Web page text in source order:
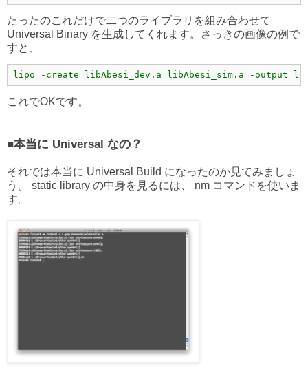
たったのこれだけで二つのライブラリを組み合わせて
Universal Binary を生成してくれます。さっきの画像の例で
すと、
lipo -create libAbesi_dev.a libAbesi_sim.a -output
これでOKです。
■本当に Universal なの？
それでは本当に Universal Build になったのか見てみましょ
う。 static library の中身を見るには、 nm コマンドを使いま
す。